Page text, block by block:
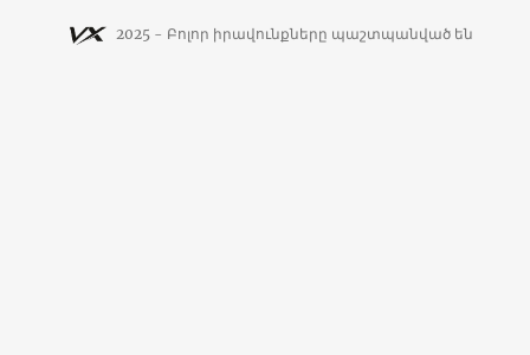
2025 - Բոլոր իրավունքները պաշտպանված են